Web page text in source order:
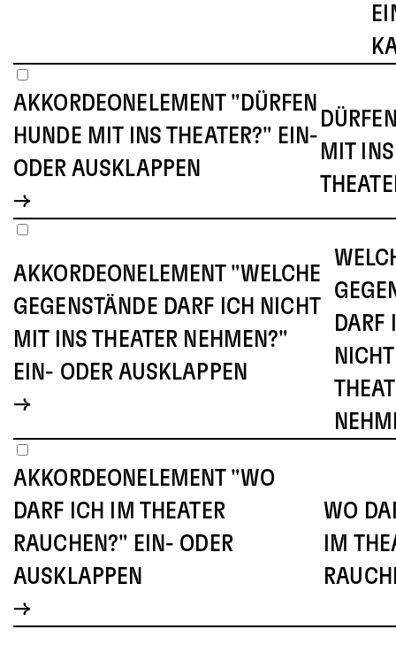
MIT INS
AKKORDEONELEMENT "DÜRFEN
HUNDE MIT INS THEATER?" EIN-
ODER AUSKLAPPEN
DARF
AKKORDEONELEMENT "WELCHE
GEGENSTÄNDE DARF ICH NICHT
MIT INS THEATER NEHMEN?"
EIN- ODER AUSKLAPPEN
WO
IM
AKKORDEONELEMENT "WO
DARF ICH IM THEATER
RAUCHEN?" EIN- ODER
AUSKLAPPEN